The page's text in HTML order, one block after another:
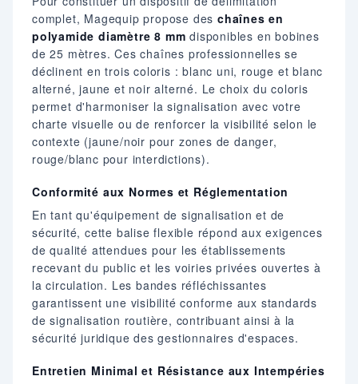
complet, Magequip propose deschaînes en
polyamide diamètre 8 mm disponibles en bobines
de 25 mètres. Ces chaînes professionnelles se
déclinent en trois coloris : blanc uni, rouge et blanc
alterné, jaune et noir alterné. Le choix du coloris
permet d'harmoniser la signalisation avec votre
charte visuelle ou de renforcer la visibilité selon le
contexte (jaune/noir pour zones de danger,
rouge/blanc pour interdictions).
Conformité aux Normes et Réglementation
En tant qu'équipement de signalisation et de
sécurité, cette balise flexible répond aux exigences
de qualité attendues pour les établissements
recevant du public et les voiries privées ouvertes à
la circulation. Les bandes réfléchissantes
garantissent une visibilité conforme aux standards
de signalisation routière, contribuant ainsi à la
sécurité juridique des gestionnaires d'espaces.
Entretien Minimal et Résistance aux Intempéries